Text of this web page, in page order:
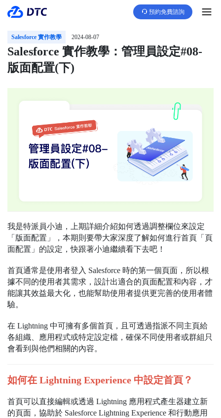
預約免費諮詢
Salesforce 實作教學 2024-08-07
Salesforce 實作教學：管理員設定#08-
版面配置(下)
我是特派員小迪，上期詳細介紹如何透過調整欄位來設定
「版面配置」，本期則要帶大家深度了解如何進行首頁「頁
面配置」的設定，快跟著小迪繼續看下去吧！
首頁通常是使用者登入 Salesforce 時的第一個頁面，所以根
據不同的使用者其需求，設計出適合的頁面配置和內容，才
能讓其效益最大化，也能幫助使用者提供更完善的使用者體
驗。
在 Lightning 中可擁有多個首頁，且可透過指派不同主頁給
各組織、應用程式或特定設定檔，確保不同使用者或群組只
會看到與他們相關的內容。
如何在 Lightning Experience 中設定首頁？
首頁可以直接編輯或透過 Lightning 應用程式產生器建立新
的頁面，協助於 Salesforce Lightning Experience 和行動應用